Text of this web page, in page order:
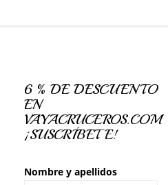
6 % DE DESCUENTO
EN
VAYACRUCEROS.COM
¡SUSCRÍBETE!
Nombre y apellidos